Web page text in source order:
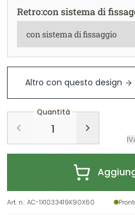
Retro:con sistema di
Altro con questo design
Quantità
Art. n.:AC-1X1033419K90X60